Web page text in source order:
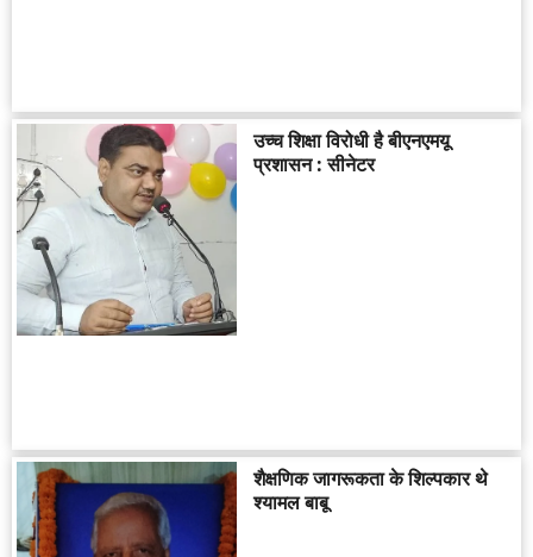
उच्च शिक्षा विरोधी है बीएनएमयू
प्रशासन : सीनेटर
शैक्षणिक जागरूकता के शिल्पकार थे
श्यामल बाबू